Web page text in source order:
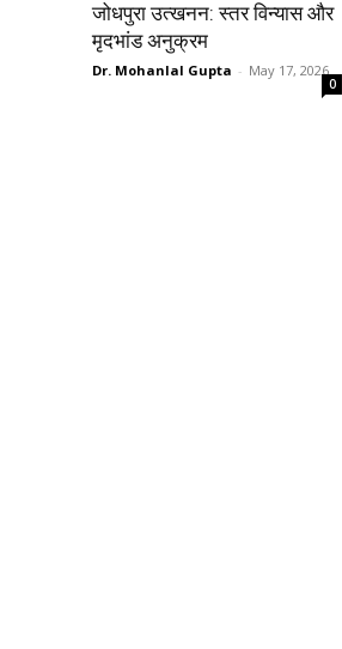
जोधपुरा उत्खनन: स्तर विन्यास और
मृदभांड अनुक्रम
Dr. Mohanlal Gupta - May 17, 2026
0